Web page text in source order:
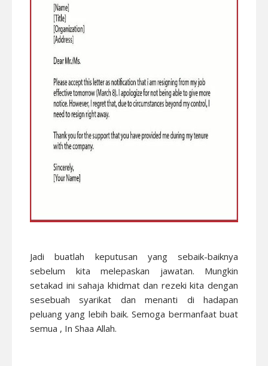
Jadi buatlah keputusan yang sebaik-baiknya
sebelum kita melepaskan jawatan. Mungkin
setakad ini sahaja khidmat dan rezeki kita dengan
sesebuah syarikat dan menanti di hadapan
peluang yang lebih baik. Semoga bermanfaat buat
semua , In Shaa Allah.